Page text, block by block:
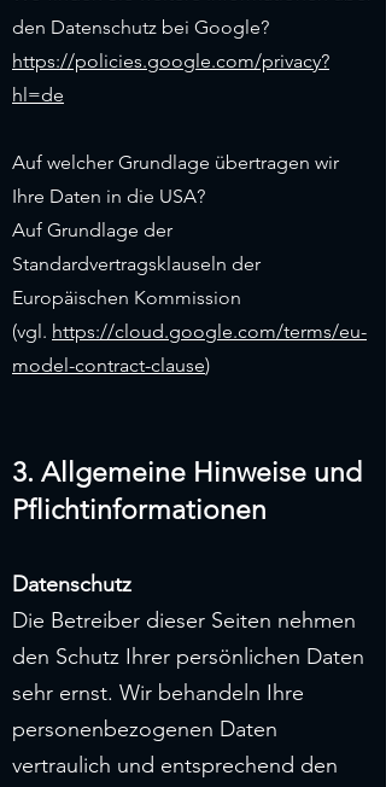
den Datenschutz bei Google?
https://policies.google.com/privacy?
hl=de
Auf welcher Grundlage übertragen wir
Ihre Daten in die USA?
Auf Grundlage der
Standardvertragsklauseln der
Europäischen Kommission
(vgl. https://cloud.google.com/terms/eu-
model-contract-clause)
3. Allgemeine Hinweise und
Pflichtinformationen
Datenschutz
Die Betreiber dieser Seiten nehmen
den Schutz Ihrer persönlichen Daten
sehr ernst. Wir behandeln Ihre
personenbezogenen Daten
vertraulich und entsprechend den